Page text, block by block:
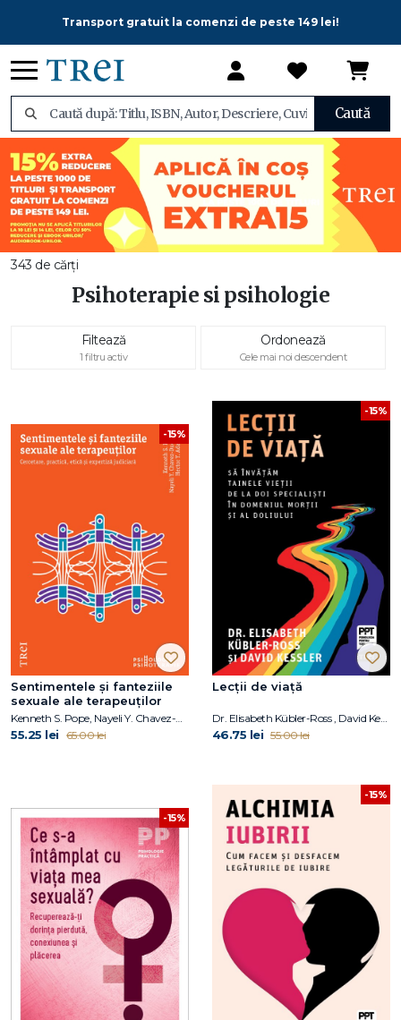
Transport gratuit la comenzi de peste 149 lei!
Caută
343 de cărți
Psihoterapie si psihologie
Filtează
1 filtru activ
Ordonează
Cele mai noi descendent
-15%
Sentimentele și fanteziile
sexuale ale terapeuților
Kenneth S. Pope, Nayeli Y. Chavez-Dueñas, Hector Y. Adames
55.25 lei 65.00 lei
-15%
Lecții de viață
Dr. Elisabeth Kübler-Ross , David Kessler
46.75 lei 55.00 lei
-15%
-15%